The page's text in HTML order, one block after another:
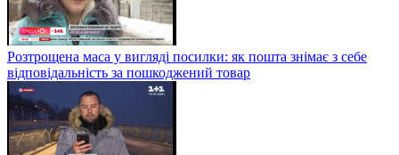
Розтрощена маса у вигляді посилки: як пошта знімає з себе
відповідальність за пошкоджений товар